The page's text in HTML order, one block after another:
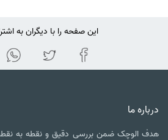
این صفحه را با دیگران به
درباره ما
هدف الوچک ضمن بررسی دقیق و نقطه به نقطه